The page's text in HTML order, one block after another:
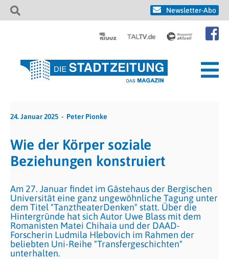
Newsletter-Abo
24. Januar 2025 Peter Pionke
Wie der Körper soziale
Beziehungen konstruiert
Am 27. Januar findet im Gästehaus der Bergischen
Universität eine ganz ungewöhnliche Tagung unter
dem Titel "TanztheaterDenken" statt. Über die
Hintergründe hat sich Autor Uwe Blass mit dem
Romanisten Matei Chihaia und der DAAD-
Forscherin Ludmila Hlebovich im Rahmen der
beliebten Uni-Reihe "Transfergeschichten"
unterhalten.